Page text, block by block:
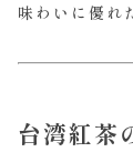
味わいに優れ
台湾紅茶